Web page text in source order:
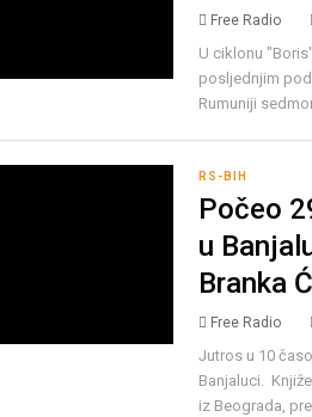
Free Radio
U ciklonu
posljednjim
Rumuniji
RS-BIH
Počeo
u
Branka
Free Radio
Jutros u 10
Banjaluci.
iz Beograda, pre